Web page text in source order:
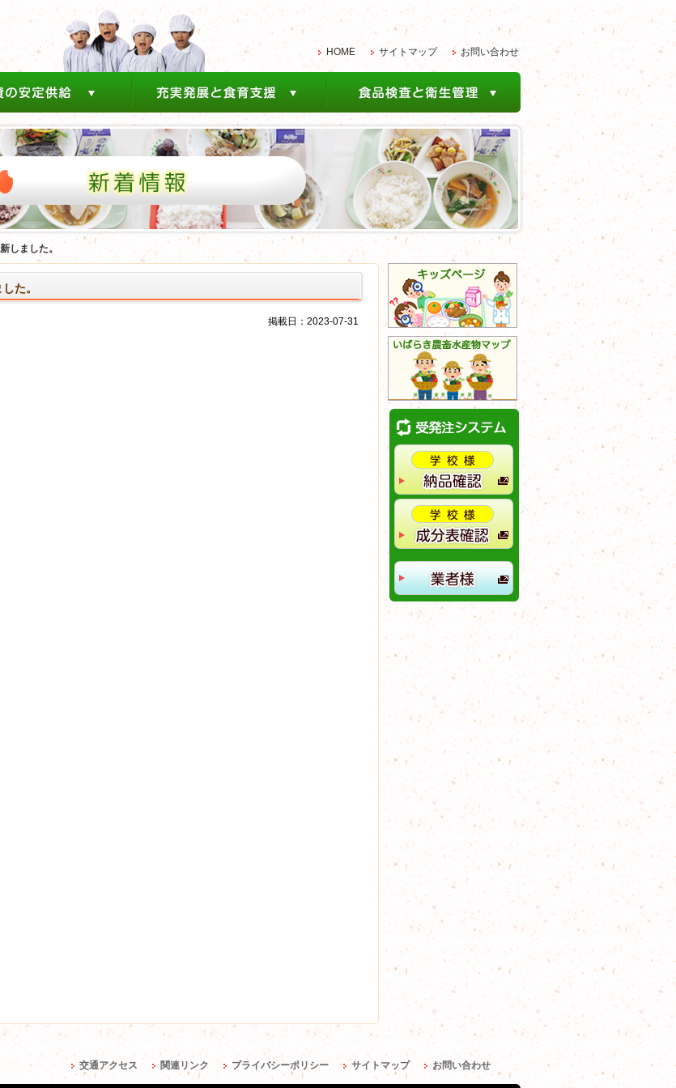
HOME サイトマップ お問い合わせ
しました。
た。
掲載日：2023-07-31
交通アクセス 関連リンク プライバシーポリシー サイトマップ お問い合わせ